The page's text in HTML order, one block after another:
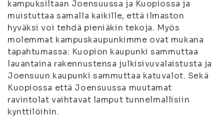
kampuksiltaan Joensuussa ja Kuopiossa ja
muistuttaa samalla kaikille, että ilmaston
hyväksi voi tehdä pieniäkin tekoja. Myös
molemmat kampuskaupunkimme ovat mukana
tapahtumassa: Kuopion kaupunki sammuttaa
lauantaina rakennustensa julkisivuvalaistusta ja
Joensuun kaupunki sammuttaa katuvalot. Sekä
Kuopiossa että Joensuussa muutamat
ravintolat vaihtavat lamput tunnelmallisiin
kynttilöihin.